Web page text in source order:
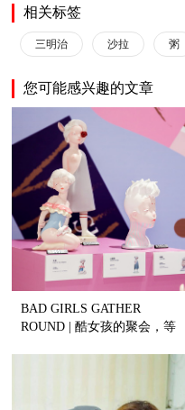
相关标签
三明治 沙拉 粥
您可能感兴趣的文章
BAD GIRLS GATHER
ROUND | 酷女孩的聚会，等